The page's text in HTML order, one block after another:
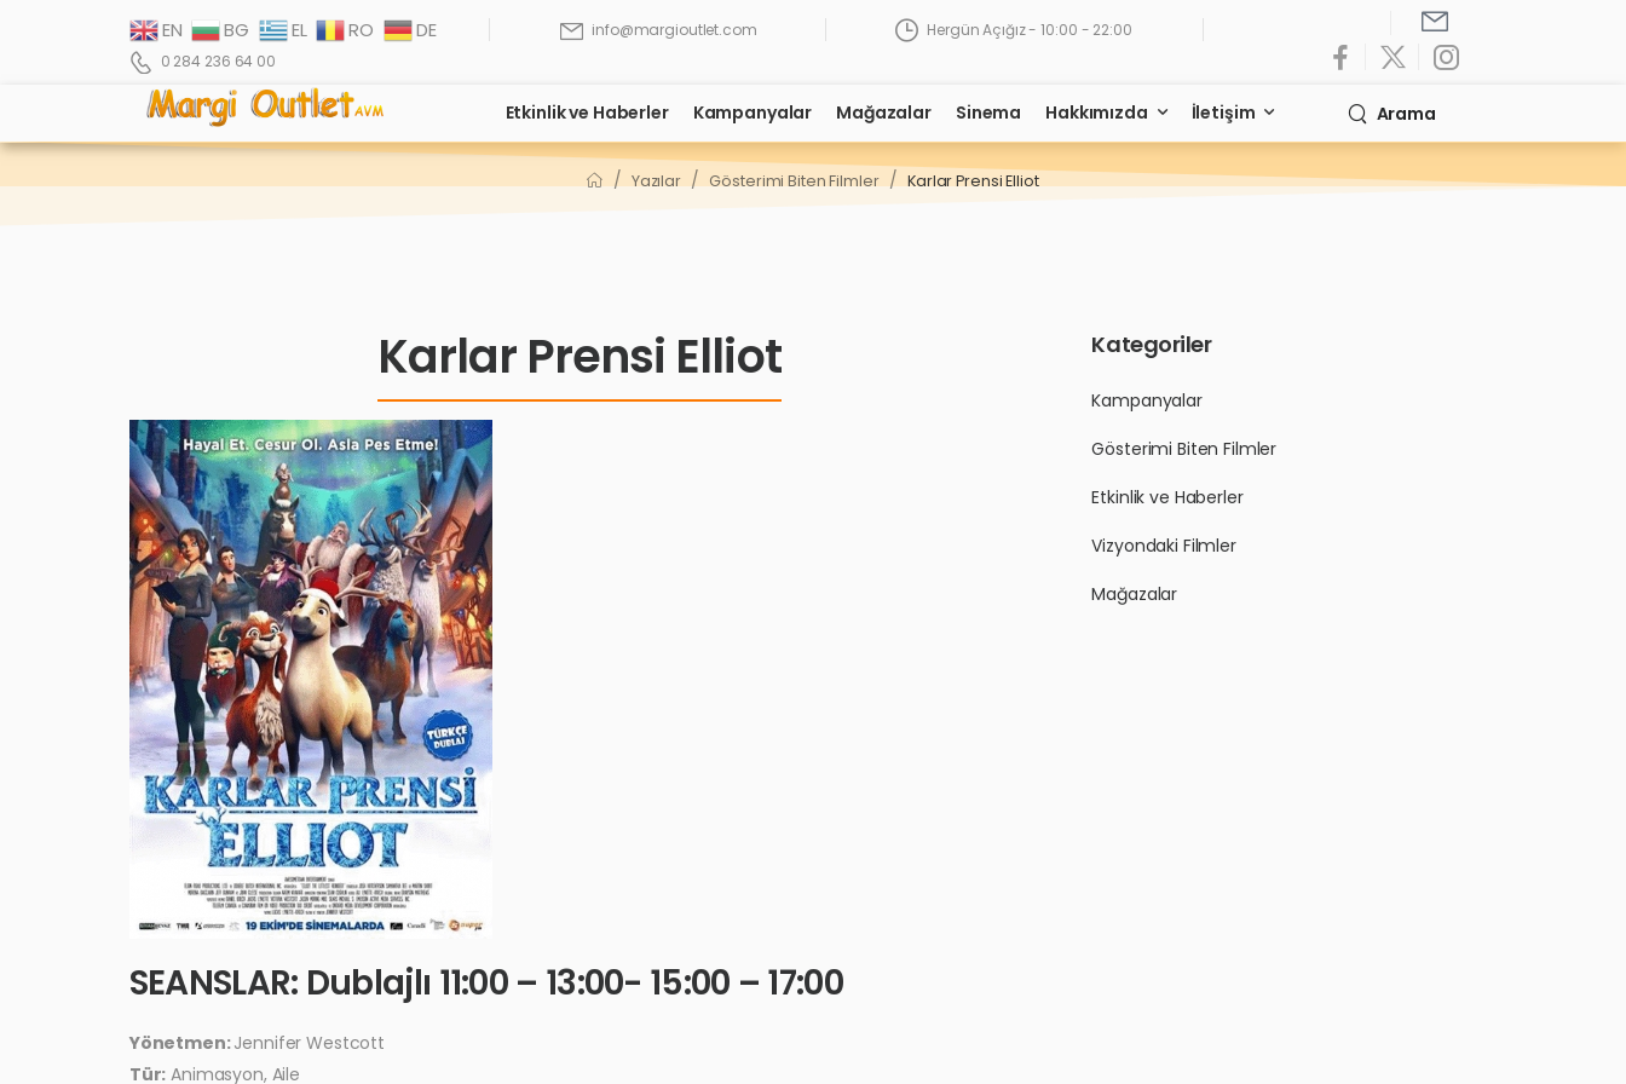
EN BG EL RO DE info@margioutlet.com
Hergün Açığız - 10:00 - 22:00
0 284 236 64 00
Etkinlik ve Haberler Kampanyalar Mağazalar Sinema Hakkımızda İletişim Arama
/ Yazılar / Gösterimi Biten Filmler / Karlar Prensi Elliot
Kategoriler
Kampanyalar
Gösterimi Biten Filmler
Etkinlik ve Haberler
Vizyondaki Filmler
Mağazalar
Karlar Prensi Elliot
SEANSLAR: Dublajlı 11:00 – 13:00- 15:00 – 17:00
Yönetmen:Jennifer Westcott
Tür: Animasyon, Aile